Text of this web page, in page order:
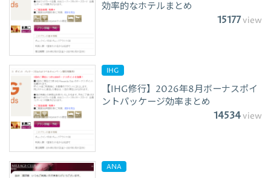
効率的なホテルまとめ
15177view
IHG
【IHG修行】2026年8月ボーナスポイ
ントパッケージ効率まとめ
14534view
ANA